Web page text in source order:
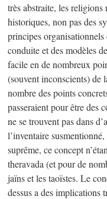
très abstraite, les religions
historiques, non pas des
principes
conduite et des modèles
facile en de nombreux
(souvent inconscients)
nombre des points
passeraient pour être des
ne se trouvent pas dans
l’inventaire
suprême, ce concept
theravada (et pour de
jaïns et les taoïstes. Le
dessus a des implications